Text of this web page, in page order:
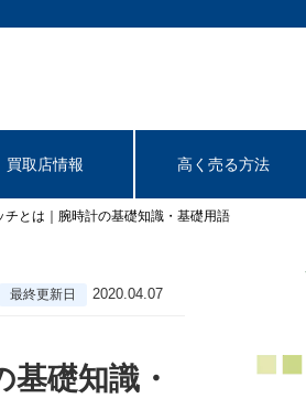
買取店情報 高く売る方法
チとは｜腕時計の基礎知識・基礎用語
最終更新日 2020.04.07
礎知識・